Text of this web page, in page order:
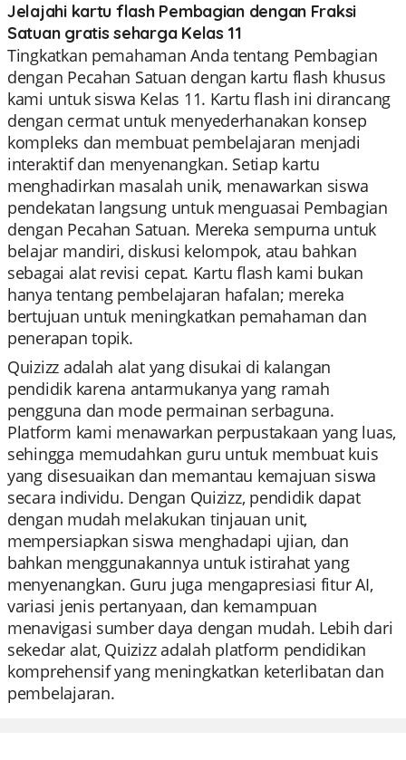
Jelajahi kartu flash Pembagian dengan Fraksi
Satuan gratis seharga Kelas 11
Tingkatkan pemahaman Anda tentang Pembagian
dengan Pecahan Satuan dengan kartu flash khusus
kami untuk siswa Kelas 11. Kartu flash ini dirancang
dengan cermat untuk menyederhanakan konsep
kompleks dan membuat pembelajaran menjadi
interaktif dan menyenangkan. Setiap kartu
menghadirkan masalah unik, menawarkan siswa
pendekatan langsung untuk menguasai Pembagian
dengan Pecahan Satuan. Mereka sempurna untuk
belajar mandiri, diskusi kelompok, atau bahkan
sebagai alat revisi cepat. Kartu flash kami bukan
hanya tentang pembelajaran hafalan; mereka
bertujuan untuk meningkatkan pemahaman dan
penerapan topik.
Quizizz adalah alat yang disukai di kalangan
pendidik karena antarmukanya yang ramah
pengguna dan mode permainan serbaguna.
Platform kami menawarkan perpustakaan yang luas,
sehingga memudahkan guru untuk membuat kuis
yang disesuaikan dan memantau kemajuan siswa
secara individu. Dengan Quizizz, pendidik dapat
dengan mudah melakukan tinjauan unit,
mempersiapkan siswa menghadapi ujian, dan
bahkan menggunakannya untuk istirahat yang
menyenangkan. Guru juga mengapresiasi fitur AI,
variasi jenis pertanyaan, dan kemampuan
menavigasi sumber daya dengan mudah. Lebih dari
sekedar alat, Quizizz adalah platform pendidikan
komprehensif yang meningkatkan keterlibatan dan
pembelajaran.